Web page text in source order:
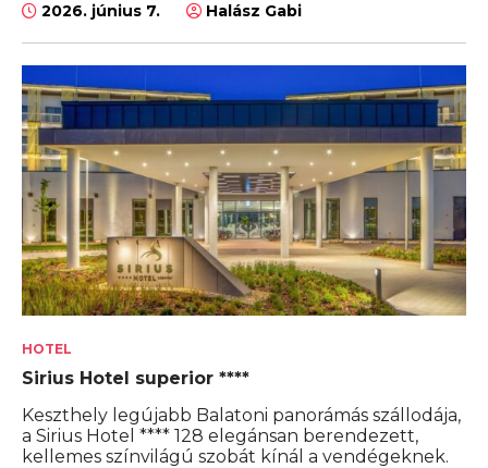
2026. június 7. Halász Gabi
HOTEL
Sirius Hotel superior ****
Keszthely legújabb Balatoni panorámás szállodája,
a Sirius Hotel **** 128 elegánsan berendezett,
kellemes színvilágú szobát kínál a vendégeknek.